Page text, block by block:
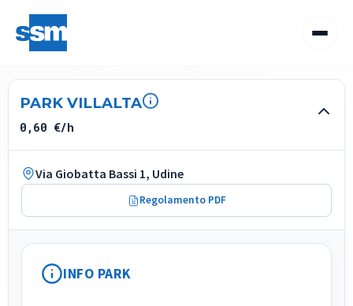
PARK VILLALTA
0,60 €/h
Via Giobatta Bassi 1, Udine
Regolamento PDF
INFO PARK